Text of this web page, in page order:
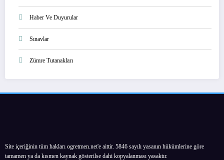
Haber Ve Duyurular
Sınavlar
Zümre Tutanakları
Site içeriğinin tüm hakları ogretmen.net'e aittir. 5846 sayılı yasanın hükümlerine göre
tamamen ya da kısmen kaynak gösterilse dahi kopyalanması yasaktır.